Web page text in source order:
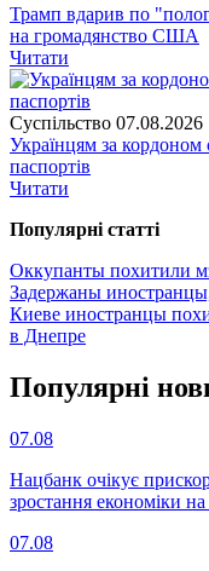
Трамп вдарив по
на громадянство США
Читати
Суспiльство 07.08.2026
Українцям за
паспортів
Читати
Популярнi статтi
Оккупанты похитили
Задержаны
Киеве иностранцы
в Днепре
Популярнi
07.08
Нацбанк очікує
зростання економіки
07.08